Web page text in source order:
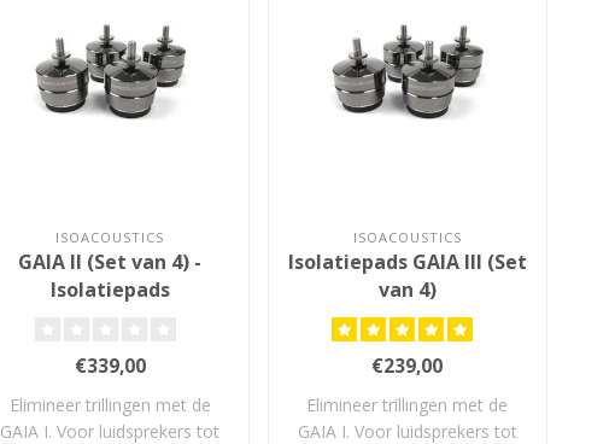
ISOACOUSTICS
GAIA II (Set van 4) -
Isolatiepads
€339,00
Elimineer trillingen met de
GAIA I. Voor luidsprekers tot
ISOACOUSTICS
Isolatiepads GAIA III (Set
van 4)
€239,00
Elimineer trillingen met de
GAIA I. Voor luidsprekers tot